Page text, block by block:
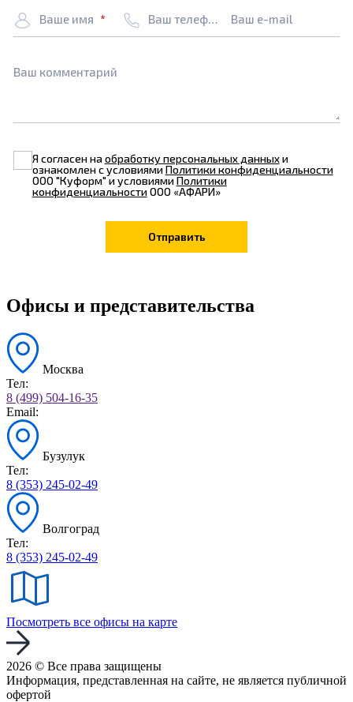
Ваше имя Ваш телефон Ваш e-mail
Ваш комментарий
Я согласен наобработку персональных данныхи
ознакомлен с условиямиПолитики конфиденциальности
ООО "Куформ" и условиямиПолитики
конфиденциальностиООО «АФАРИ»
Офисы и представительства
Москва
Тел:
8 (499) 504-16-35
Email:
Бузулук
Тел:
8 (353) 245-02-49
Волгоград
Тел:
8 (353) 245-02-49
Посмотреть все офисы на карте
2026 © Все права защищены
Информация, представленная на сайте, не является публичной
офертой